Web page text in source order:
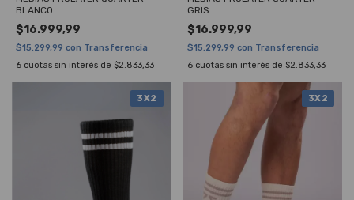
BLANCO
$16.999,99
$15.299,99 con Transferencia
6 cuotas sin interés de $2.833,33
GRIS
$16.999,99
$15.299,99 con Transferencia
6 cuotas sin interés de $2.833,33
3X2 3X2